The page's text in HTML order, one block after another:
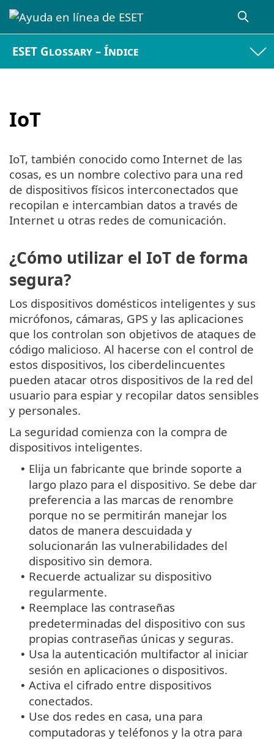
ESET Glossary – Índice
IoT
IoT, también conocido como Internet de las
cosas, es un nombre colectivo para una red
de dispositivos físicos interconectados que
recopilan e intercambian datos a través de
Internet u otras redes de comunicación.
¿Cómo utilizar el IoT de forma
segura?
Los dispositivos domésticos inteligentes y sus
micrófonos, cámaras, GPS y las aplicaciones
que los controlan son objetivos de ataques de
código malicioso. Al hacerse con el control de
estos dispositivos, los ciberdelincuentes
pueden atacar otros dispositivos de la red del
usuario para espiar y recopilar datos sensibles
y personales.
La seguridad comienza con la compra de
dispositivos inteligentes.
• Elija un fabricante que brinde soporte a
largo plazo para el dispositivo. Se debe dar
preferencia a las marcas de renombre
porque no se permitirán manejar los
datos de manera descuidada y
solucionarán las vulnerabilidades del
dispositivo sin demora.
• Recuerde actualizar su dispositivo
regularmente.
• Reemplace las contraseñas
predeterminadas del dispositivo con sus
propias contraseñas únicas y seguras.
• Usa la autenticación multifactor al iniciar
sesión en aplicaciones o dispositivos.
• Activa el cifrado entre dispositivos
conectados.
• Use dos redes en casa, una para
computadoras y teléfonos y la otra para